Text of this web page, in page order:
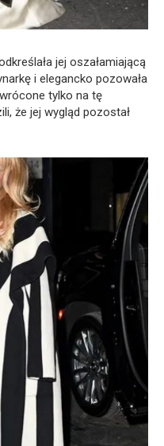
jej oszałamiającą
i elegancko pozowała
tylko na tę
że jej wygląd pozostał